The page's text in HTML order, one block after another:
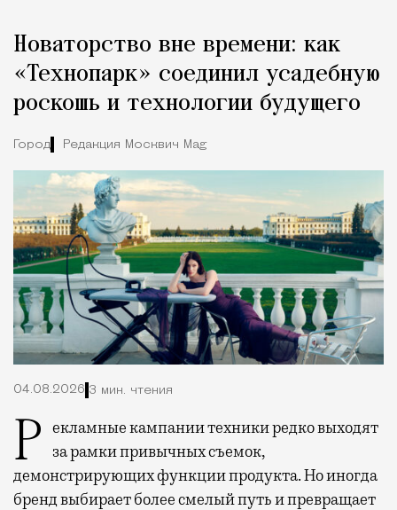
Новаторство вне времени: как
«Технопарк» соединил усадебную
роскошь и технологии будущего
Город Редакция Москвич Mag
04.08.2026 3 мин. чтения
Рекламные кампании техники редко выходят
за рамки привычных съемок,
демонстрирующих функции продукта. Но иногда
бренд выбирает более смелый путь и превращает